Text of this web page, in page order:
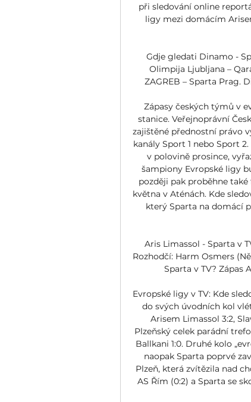
při sledování online
ligy mezi domácím
Gdje gledati Dinamo -
Olimpija Ljubljana –
ZAGREB – Sparta Prag.
Zápasy českých týmů v
stanice. Veřejnoprávní
zajištěné přednostní právo
kanály Sport 1 nebo Sport
v polovině prosince,
šampiony Evropské ligy
později pak proběhne
května v Aténách. Kde
který Sparta na domácí
Aris Limassol - Sparta v
Rozhodčí: Harm Osmers
Sparta v TV? Zápas
Evropské ligy v TV: Kde
do svých úvodních kol
Arisem Limassol 3:2,
Plzeňský celek parádní
Ballkani 1:0. Druhé kolo
naopak Sparta poprvé
Plzeň, která zvítězila nad
AS Řím (0:2) a Sparta se